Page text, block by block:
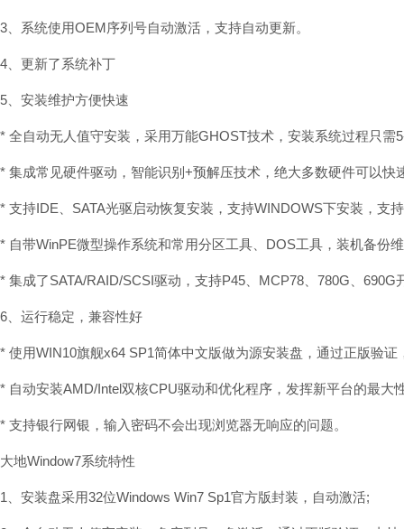
3、系统使用OEM序列号自动激活，支持自动更新。
4、更新了系统补丁
5、安装维护方便快速
* 全自动无人值守安装，采用万能GHOST技术，安装系统过程只需
* 集成常见硬件驱动，智能识别+预解压技术，绝大多数硬件可以快
* 支持IDE、SATA光驱启动恢复安装，支持WINDOWS下安装，支
* 自带WinPE微型操作系统和常用分区工具、DOS工具，装机备份
* 集成了SATA/RAID/SCSI驱动，支持P45、MCP78、780G、690G
6、运行稳定，兼容性好
* 使用WIN10旗舰x64 SP1简体中文版做为源安装盘，通过正版验证
* 自动安装AMD/Intel双核CPU驱动和优化程序，发挥新平台的最大
* 支持银行网银，输入密码不会出现浏览器无响应的问题。
大地Window7系统特性
1、安装盘采用32位Windows Win7 Sp1官方版封装，自动激活;